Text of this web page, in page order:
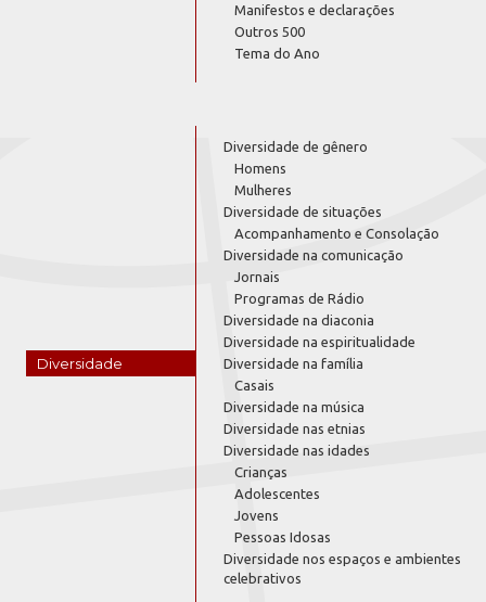
Manifestos e declarações
Outros 500
Tema do Ano
Diversidade
Diversidade de gênero
Homens
Mulheres
Diversidade de situações
Acompanhamento e Consolação
Diversidade na comunicação
Jornais
Programas de Rádio
Diversidade na diaconia
Diversidade na espiritualidade
Diversidade na família
Casais
Diversidade na música
Diversidade nas etnias
Diversidade nas idades
Crianças
Adolescentes
Jovens
Pessoas Idosas
Diversidade nos espaços e ambientes
celebrativos